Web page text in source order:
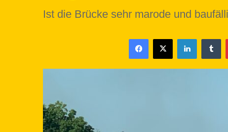
Ist die Brücke sehr marode und
X LinkedIn